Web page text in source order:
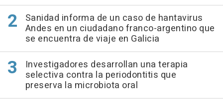
Sanidad informa de un caso de hantavirus
Andes en un ciudadano franco-argentino que
se encuentra de viaje en Galicia
Investigadores desarrollan una terapia
selectiva contra la periodontitis que
preserva la microbiota oral